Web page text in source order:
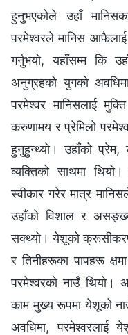
हुनुभएकोले उहाँ
परमेश्‍वरले मानिस
गर्नुभयो, यहाँसम्म कि
अनुग्रहको युगको
परमेश्‍वर मानिसलाई
करुणामय र प्रेमिलो
हुनुहुन्थ्यो। उहाँको
व्यक्तिको साथमा
स्वीकार गरेर मात्र
उहाँको विशाल र
सक्थ्यो। येशूको
र तिनीहरूका पापहरू
परमेश्‍वरको नाउँ थियो।
काम मुख्य रूपमा येशूको
अवधिमा, परमेश्‍वरलाई